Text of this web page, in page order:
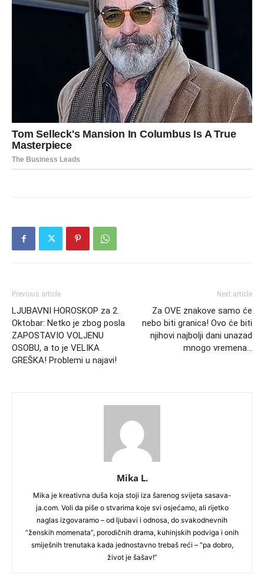
Previous article
LJUBAVNI HOROSKOP za 2.
Oktobar: Netko je zbog posla
ZAPOSTAVIO VOLJENU
OSOBU, a to je VELIKA
GREŠKA! Problemi u najavi!
Next article
Za OVE znakove samo će
nebo biti granica! Ovo će biti
njihovi najbolji dani unazad
mnogo vremena…
Mika L.
Mika je kreativna duša koja stoji iza šarenog svijeta sasava-
ja.com. Voli da piše o stvarima koje svi osjećamo, ali rijetko
naglas izgovaramo – od ljubavi i odnosa, do svakodnevnih
“ženskih momenata”, porodičnih drama, kuhinjskih podviga i onih
smiješnih trenutaka kada jednostavno trebaš reći – “pa dobro,
život je šašav!”